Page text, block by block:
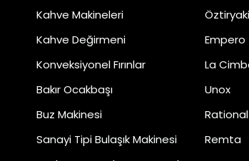
Kahve Makineleri
Kahve Değirmeni
Konveksiyonel Fırınlar
Bakır Ocakbaşı
Buz Makinesi
Sanayi Tipi Bulaşık Makinesi
Empero
La
Unox
Rational
Remta